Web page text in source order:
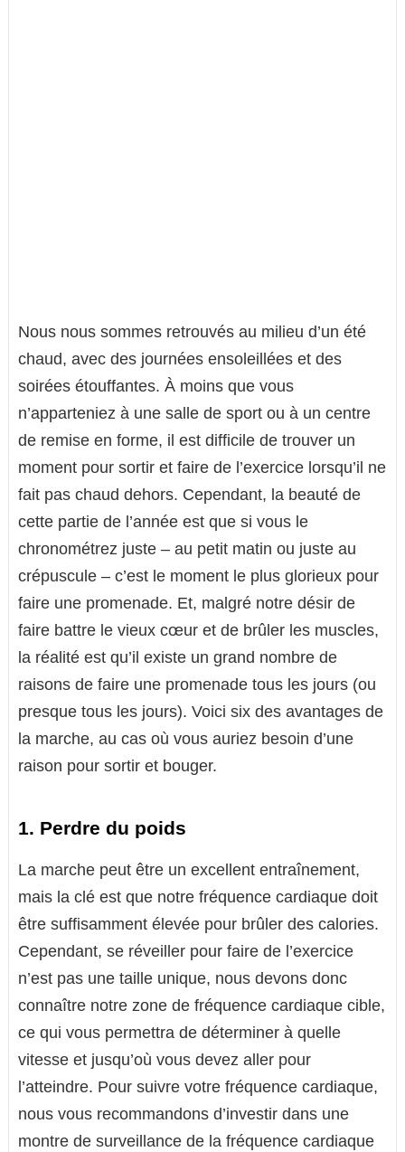
Nous nous sommes retrouvés au milieu d’un été
chaud, avec des journées ensoleillées et des
soirées étouffantes. À moins que vous
n’apparteniez à une salle de sport ou à un centre
de remise en forme, il est difficile de trouver un
moment pour sortir et faire de l’exercice lorsqu’il ne
fait pas chaud dehors. Cependant, la beauté de
cette partie de l’année est que si vous le
chronométrez juste – au petit matin ou juste au
crépuscule – c’est le moment le plus glorieux pour
faire une promenade. Et, malgré notre désir de
faire battre le vieux cœur et de brûler les muscles,
la réalité est qu’il existe un grand nombre de
raisons de faire une promenade tous les jours (ou
presque tous les jours). Voici six des avantages de
la marche, au cas où vous auriez besoin d’une
raison pour sortir et bouger.
1. Perdre du poids
La marche peut être un excellent entraînement,
mais la clé est que notre fréquence cardiaque doit
être suffisamment élevée pour brûler des calories.
Cependant, se réveiller pour faire de l’exercice
n’est pas une taille unique, nous devons donc
connaître notre zone de fréquence cardiaque cible,
ce qui vous permettra de déterminer à quelle
vitesse et jusqu’où vous devez aller pour
l’atteindre. Pour suivre votre fréquence cardiaque,
nous vous recommandons d’investir dans une
montre de surveillance de la fréquence cardiaque